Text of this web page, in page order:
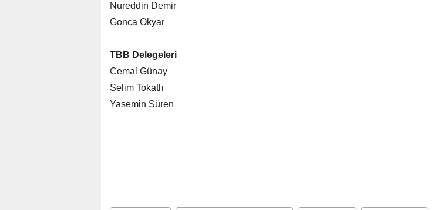
Nureddin Demir
Gonca Okyar
TBB Delegeleri
Cemal Günay
Selim Tokatlı
Yasemin Süren